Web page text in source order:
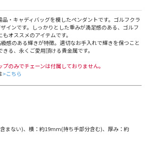
・キャディバッグを模したペンダントです。ゴルフクラ
インです。しっかりとした重みが満足感のある、ゴルフ
オススメのアイテムです。
感のある輝きが特徴。適切なお手入れで輝きを保つこと
る、永くご愛用頂ける貴金属です。
のみでチェーンは付属しておりません。
>こちら
まない)、横：約19mm(持ち手部分含む)、厚み：約